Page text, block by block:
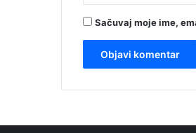
Sačuvaj moje ime,